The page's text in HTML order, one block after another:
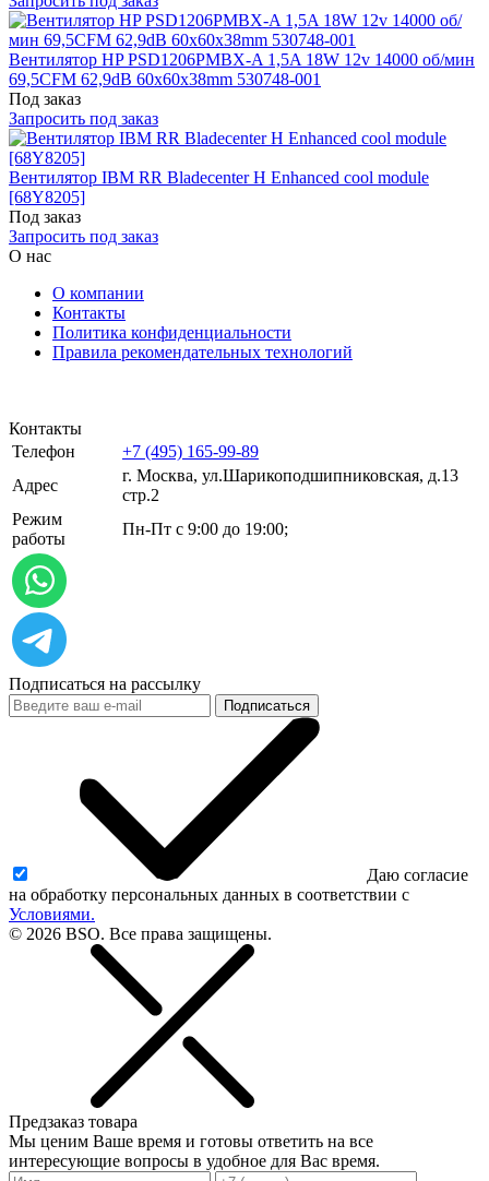
Вентилятор HP PSD1206PMBX-A 1,5A 18W 12v 14000 об/мин
69,5CFM 62,9dB 60x60x38mm 530748-001
Под заказ
Запросить под заказ
Вентилятор IBM RR Bladecenter H Enhanced cool module
[68Y8205]
Под заказ
Запросить под заказ
О нас
О компании
Контакты
Политика конфиденциальности
Правила рекомендательных технологий
Контакты
Телефон
+7 (495) 165-99-89
Адрес
г. Москва, ул.​​Шарикоподшипниковская, д.13
стр.2
Режим
работы
Пн-Пт с 9:00 до 19:00;
Подписаться на рассылку
Подписаться
Даю согласие
на обработку персональных данных в соответствии с
Условиями.
© 2026 BSO. Все права защищены.
Предзаказ товара
Мы ценим Ваше время и готовы ответить на все
интересующие вопросы в удобное для Вас время.